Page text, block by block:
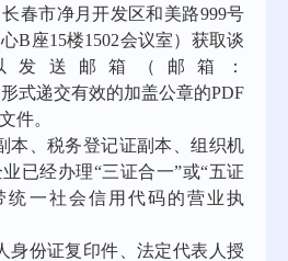
春市净月开发区和美路999号
B座15楼1502会议室）获取谈
发送邮箱（邮箱：
形式递交有效的加盖公章的PDF
件。
本、税务登记证副本、组织机
已经办理“三证合一”或“五证
统一社会信用代码的营业执
身份证复印件、法定代表人授